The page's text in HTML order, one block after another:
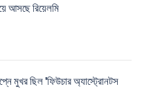
আসছে রিয়েলমি
মুখর ছিল 'ফিউচার অ্যাস্ট্রোনটস